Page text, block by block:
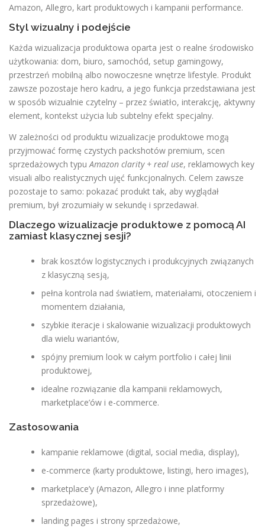
Amazon, Allegro, kart produktowych i kampanii performance.
Styl wizualny i podejście
Każda wizualizacja produktowa oparta jest o realne środowisko
użytkowania: dom, biuro, samochód, setup gamingowy,
przestrzeń mobilną albo nowoczesne wnętrze lifestyle. Produkt
zawsze pozostaje hero kadru, a jego funkcja przedstawiana jest
w sposób wizualnie czytelny – przez światło, interakcję, aktywny
element, kontekst użycia lub subtelny efekt specjalny.
W zależności od produktu wizualizacje produktowe mogą
przyjmować formę czystych packshotów premium, scen
sprzedażowych typuAmazon clarity + real use, reklamowych key
visuali albo realistycznych ujęć funkcjonalnych. Celem zawsze
pozostaje to samo: pokazać produkt tak, aby wyglądał
premium, był zrozumiały w sekundę i sprzedawał.
Dlaczego wizualizacje produktowe z pomocą AI
zamiast klasycznej sesji?
brak kosztów logistycznych i produkcyjnych związanych
z klasyczną sesją,
pełna kontrola nad światłem, materiałami, otoczeniem i
momentem działania,
szybkie iteracje i skalowanie wizualizacji produktowych
dla wielu wariantów,
spójny premium look w całym portfolio i całej linii
produktowej,
idealne rozwiązanie dla kampanii reklamowych,
marketplace’ów i e-commerce.
Zastosowania
kampanie reklamowe (digital, social media, display),
e-commerce (karty produktowe, listingi, hero images),
marketplace’y (Amazon, Allegro i inne platformy
sprzedażowe),
landing pages i strony sprzedażowe,